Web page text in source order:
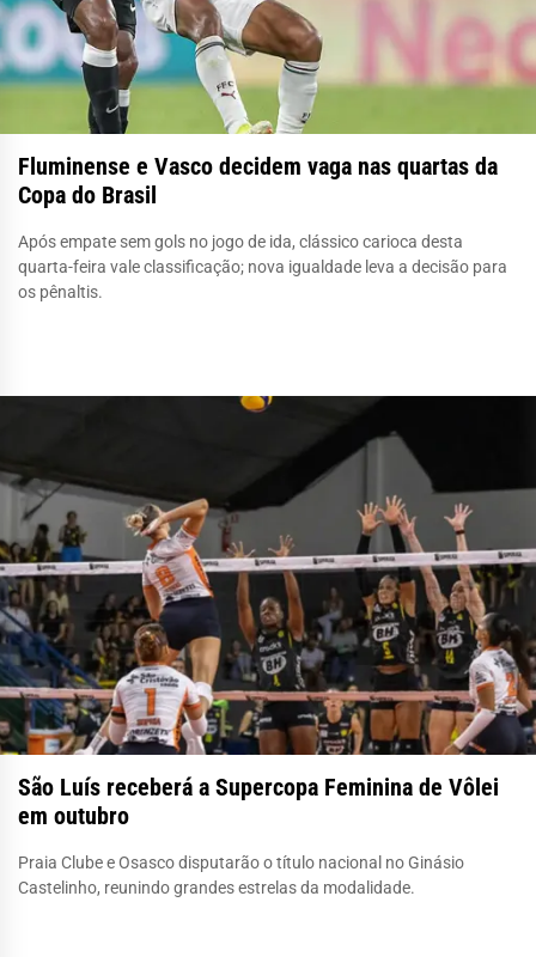
Fluminense e Vasco decidem vaga nas quartas da
Copa do Brasil
Após empate sem gols no jogo de ida, clássico carioca desta
quarta-feira vale classificação; nova igualdade leva a decisão para
os pênaltis.
São Luís receberá a Supercopa Feminina de Vôlei
em outubro
Praia Clube e Osasco disputarão o título nacional no Ginásio
Castelinho, reunindo grandes estrelas da modalidade.